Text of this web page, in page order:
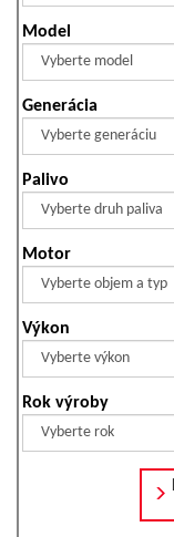
Model
Generácia
Palivo
Motor
Výkon
Rok výroby